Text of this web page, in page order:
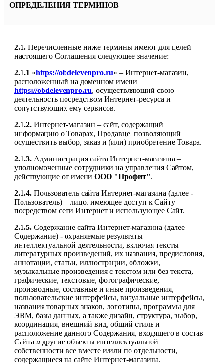
ОПРЕДЕЛЕНИЯ ТЕРМИНОВ
2.1. Перечисленные ниже термины имеют для целей
настоящего Соглашения следующее значение:
2.1.1 «https://obdelevenpro.ru» – Интернет-магазин,
расположенный на доменном имени
https://obdelevenpro.ru, осуществляющий свою
деятельность посредством Интернет-ресурса и
сопутствующих ему сервисов.
2.1.2. Интернет-магазин – сайт, содержащий
информацию о Товарах, Продавце, позволяющий
осуществить выбор, заказ и (или) приобретение Товара.
2.1.3. Администрация сайта Интернет-магазина –
уполномоченные сотрудники на управления Сайтом,
действующие от имени ООО "Профит".
2.1.4. Пользователь сайта Интернет-магазина (далее -
Пользователь) – лицо, имеющее доступ к Сайту,
посредством сети Интернет и использующее Сайт.
2.1.5. Содержание сайта Интернет-магазина (далее –
Содержание) - охраняемые результаты
интеллектуальной деятельности, включая тексты
литературных произведений, их названия, предисловия,
аннотации, статьи, иллюстрации, обложки,
музыкальные произведения с текстом или без текста,
графические, текстовые, фотографические,
производные, составные и иные произведения,
пользовательские интерфейсы, визуальные интерфейсы,
названия товарных знаков, логотипы, программы для
ЭВМ, базы данных, а также дизайн, структура, выбор,
координация, внешний вид, общий стиль и
расположение данного Содержания входящего в состав
Сайта и другие объекты интеллектуальной
собственности все вместе и/или по отдельности,
содержащиеся на сайте Интернет-магазина.